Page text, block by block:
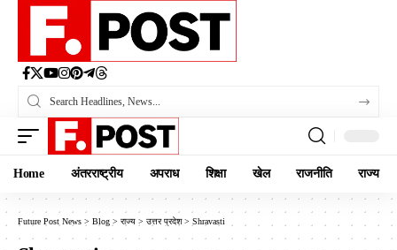
Home अंतरराष्ट्रीय अपराध शिक्षा खेल राजनीति राज्य
Future Post News > Blog > राज्य > उत्तर प्रदेश> Shravasti